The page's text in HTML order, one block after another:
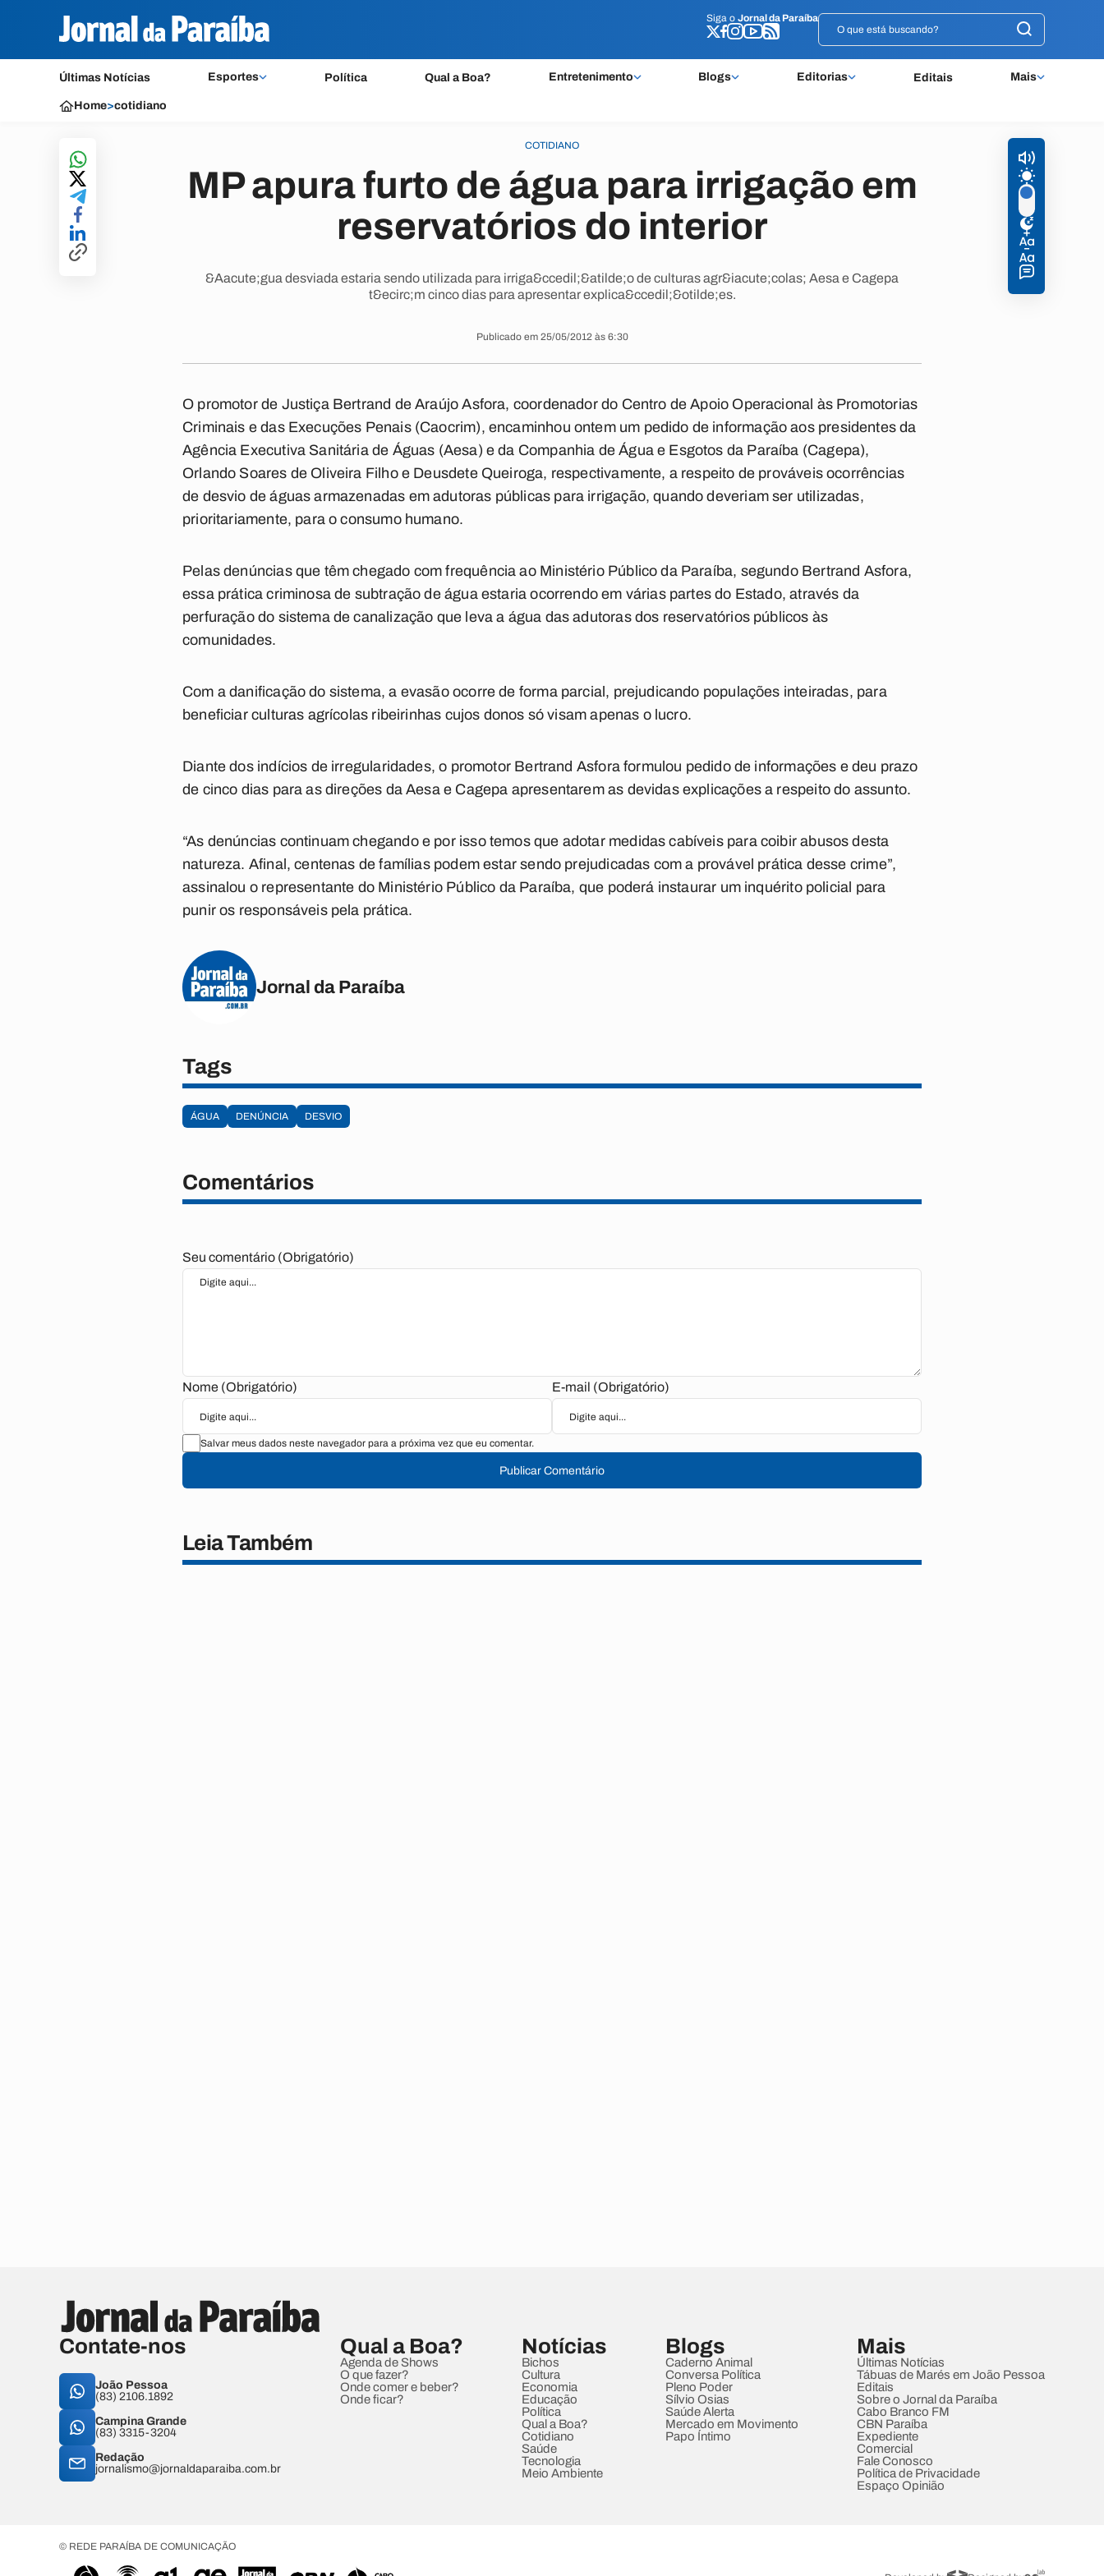
Siga o Jornal da Paraíba
Últimas Notícias Esportes Política Qual a Boa? Entretenimento Blogs Editorias Editais Mais
Siga o Jornal da Paraíba
Home>cotidiano
COTIDIANO
MP apura furto de água para irrigação em
reservatórios do interior
&Aacute;gua desviada estaria sendo utilizada para irriga&ccedil;&atilde;o de culturas agr&iacute;colas; Aesa e Cagepa
t&ecirc;m cinco dias para apresentar explica&ccedil;&otilde;es.
Publicado em 25/05/2012 às 6:30
O promotor de Justiça Bertrand de Araújo Asfora, coordenador do Centro de Apoio Operacional às Promotorias
Criminais e das Execuções Penais (Caocrim), encaminhou ontem um pedido de informação aos presidentes da
Agência Executiva Sanitária de Águas (Aesa) e da Companhia de Água e Esgotos da Paraíba (Cagepa),
Orlando Soares de Oliveira Filho e Deusdete Queiroga, respectivamente, a respeito de prováveis ocorrências
de desvio de águas armazenadas em adutoras públicas para irrigação, quando deveriam ser utilizadas,
prioritariamente, para o consumo humano.
Pelas denúncias que têm chegado com frequência ao Ministério Público da Paraíba, segundo Bertrand Asfora,
essa prática criminosa de subtração de água estaria ocorrendo em várias partes do Estado, através da
perfuração do sistema de canalização que leva a água das adutoras dos reservatórios públicos às
comunidades.
Com a danificação do sistema, a evasão ocorre de forma parcial, prejudicando populações inteiradas, para
beneficiar culturas agrícolas ribeirinhas cujos donos só visam apenas o lucro.
Diante dos indícios de irregularidades, o promotor Bertrand Asfora formulou pedido de informações e deu prazo
de cinco dias para as direções da Aesa e Cagepa apresentarem as devidas explicações a respeito do assunto.
“As denúncias continuam chegando e por isso temos que adotar medidas cabíveis para coibir abusos desta
natureza. Afinal, centenas de famílias podem estar sendo prejudicadas com a provável prática desse crime”,
assinalou o representante do Ministério Público da Paraíba, que poderá instaurar um inquérito policial para
punir os responsáveis pela prática.
Jornal da Paraíba
Tags
ÁGUA DENÚNCIA DESVIO
Comentários
Seu comentário (Obrigatório)
Nome (Obrigatório) E-mail (Obrigatório)
Salvar meus dados neste navegador para a próxima vez que eu comentar.
Publicar Comentário
Leia Também
Contate-nos
João Pessoa
(83) 2106.1892
Campina Grande
(83) 3315-3204
Redação
jornalismo@jornaldaparaiba.com.br
Qual a Boa?
Agenda de Shows
O que fazer?
Onde comer e beber?
Onde ficar?
Notícias
Bichos
Cultura
Economia
Educação
Política
Qual a Boa?
Cotidiano
Saúde
Tecnologia
Meio Ambiente
Blogs
Caderno Animal
Conversa Política
Pleno Poder
Sílvio Osias
Saúde Alerta
Mercado em Movimento
Papo Íntimo
Mais
Últimas Notícias
Tábuas de Marés em João Pessoa
Editais
Sobre o Jornal da Paraíba
Cabo Branco FM
CBN Paraíba
Expediente
Comercial
Fale Conosco
Política de Privacidade
Espaço Opinião
© REDE PARAÍBA DE COMUNICAÇÃO